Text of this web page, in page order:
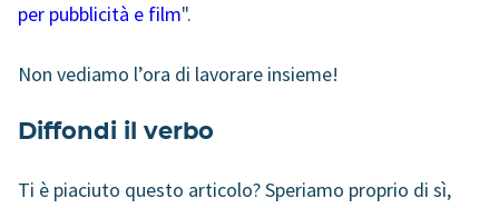
per pubblicità e film".
Non vediamo l’ora di lavorare insieme!
Diffondi il verbo
Ti è piaciuto questo articolo? Speriamo proprio di sì,